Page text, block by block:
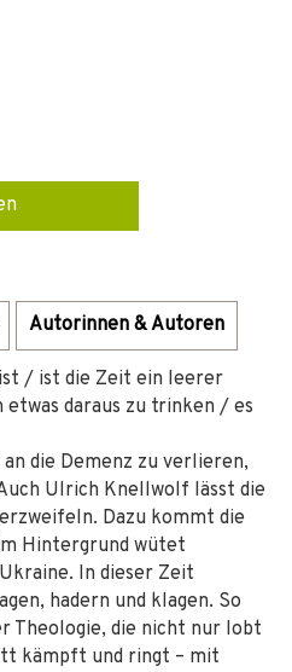
Autorinnen & Autoren
/ ist die Zeit ein leerer
etwas daraus zu trinken / es
die Demenz zu verlieren,
Ulrich Knellwolf lässt die
Dazu kommt die
Hintergrund wütet
In dieser Zeit
hadern und klagen. So
Theologie, die nicht nur lobt
kämpft und ringt – mit